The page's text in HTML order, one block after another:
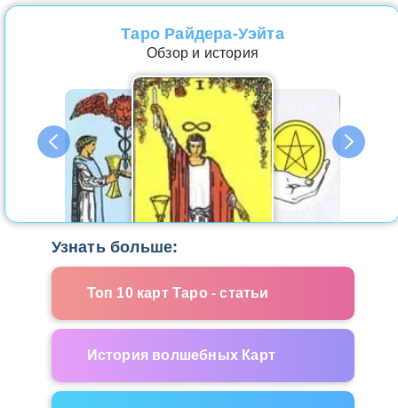
Таро Райдера-Уэйта
Обзор и история
Узнать больше:
Топ 10 карт Таро - статьи
История волшебных Карт